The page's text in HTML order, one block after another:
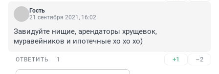
Гость
21 сентября 2021, 16:02
Завидуйте нищие, арендаторы хрущевок,
муравейников и ипотечные хо хо хо)
ОТВЕТИТЬ 1 +1 –2